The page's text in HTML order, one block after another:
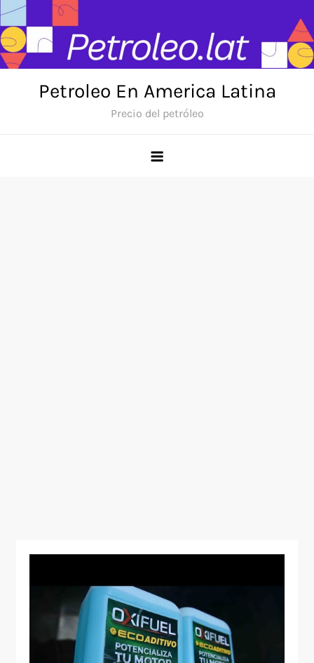
Skip
to
content
Petroleo En America Latina
Precio del petróleo